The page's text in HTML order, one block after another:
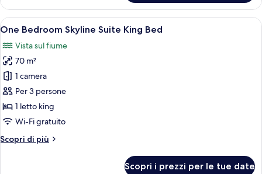
Bedroom
Club
Suite
View
Apri
tutte
le
foto
per
One
Bedroom
Skyline
King
Un soggiorno moderno con divano,
15
One Bedroom Skyline Suite King Bed
Vista sul fiume
70 m²
1 camera
Per 3 persone
1 letto king
Wi-Fi gratuito
Scopri di più
Altri
Scopri i prezzi per le tue date